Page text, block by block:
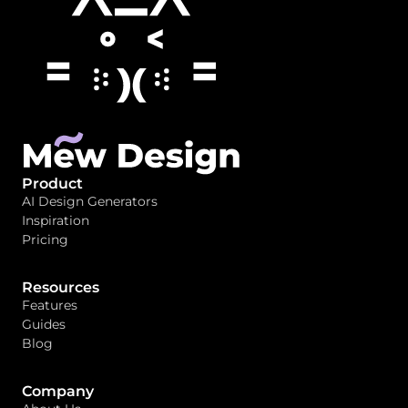
Product
AI Design Generators
Inspiration
Pricing
Resources
Features
Guides
Blog
Company